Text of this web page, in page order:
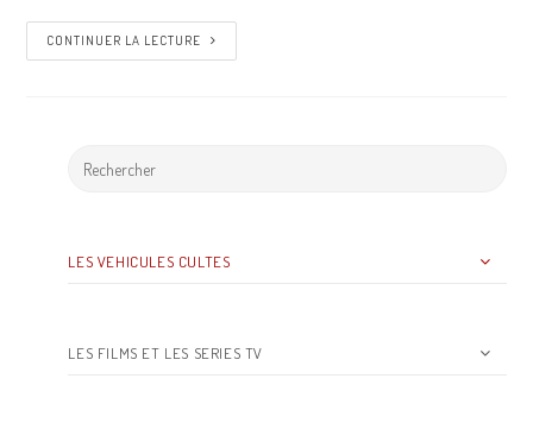
CONTINUER LA LECTURE
LES VEHICULES CULTES
LES FILMS ET LES SERIES TV